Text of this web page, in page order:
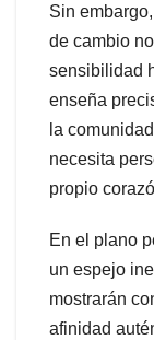
Sin
de cambio
sensibilidad
enseña
la
necesita
propio
En el plano
un espejo
mostrarán
afinidad